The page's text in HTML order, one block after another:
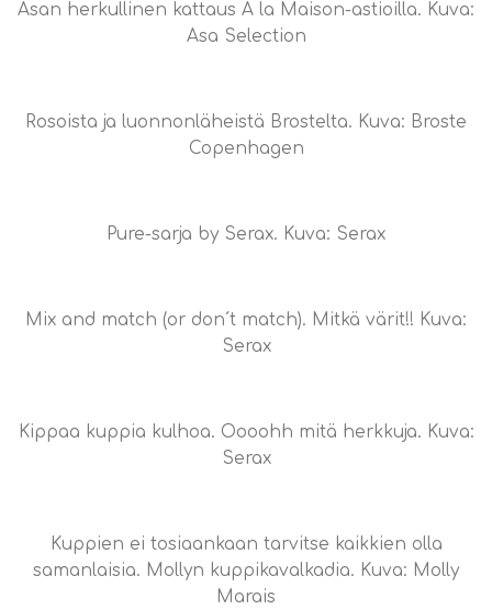
Asan herkullinen kattaus A la Maison-astioilla. Kuva:
Asa Selection
Rosoista ja luonnonläheistä Brostelta. Kuva: Broste
Copenhagen
Pure-sarja by Serax. Kuva: Serax
Mix and match (or don´t match). Mitkä värit!! Kuva:
Serax
Kippaa kuppia kulhoa. Oooohh mitä herkkuja. Kuva:
Serax
Kuppien ei tosiaankaan tarvitse kaikkien olla
samanlaisia. Mollyn kuppikavalkadia. Kuva: Molly
Marais